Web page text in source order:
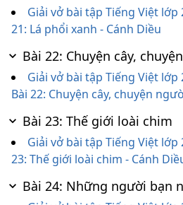
Giải vở bài tập Tiếng Việt lớp
21: Lá phổi xanh - Cánh Diều
Bài 22: Chuyện cây,
Giải vở bài tập Tiếng Việt lớp
Bài 22: Chuyện cây, chuyện
Bài 23: Thế giới loài chim
Giải vở bài tập Tiếng Việt lớp
23: Thế giới loài chim - Cánh
Bài 24: Những người bạn